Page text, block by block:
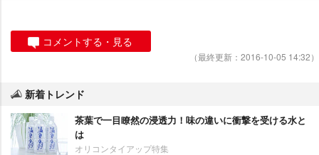
コメントする・見る
（最終更新：2016-10-05 14:32）
新着トレンド
茶葉で一目瞭然の浸透力！味の違いに衝撃を受ける水と
は
オリコンタイアップ特集